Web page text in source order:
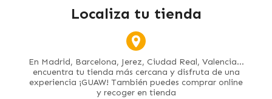
Localiza tu tienda
En Madrid, Barcelona, Jerez, Ciudad Real, Valencia...
encuentra tu tienda más cercana y disfruta de una
experiencia ¡GUAW! También puedes comprar online
y recoger en tienda